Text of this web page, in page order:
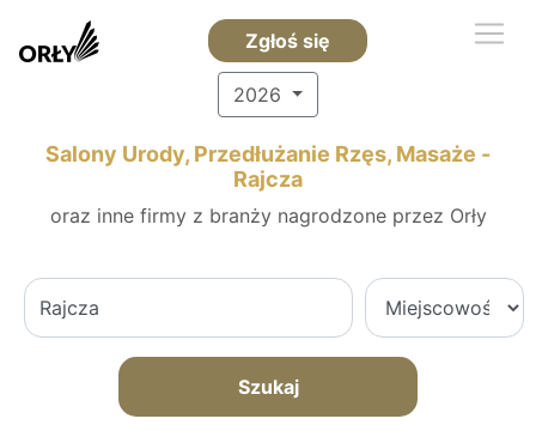
Zgłoś się
2026
Salony Urody, Przedłużanie Rzęs, Masaże -
Rajcza
oraz inne firmy z branży nagrodzone przez Orły
Szukaj